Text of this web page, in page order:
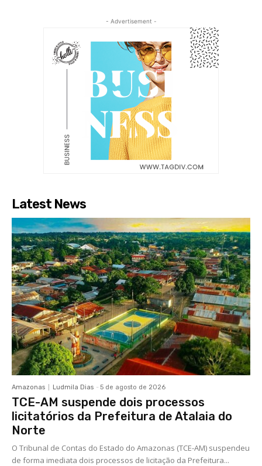
- Advertisement -
Latest News
Amazonas Ludmila Dias - 5 de agosto de 2026
TCE-AM suspende dois processos
licitatórios da Prefeitura de Atalaia do
Norte
O Tribunal de Contas do Estado do Amazonas (TCE-AM) suspendeu
de forma imediata dois processos de licitação da Prefeitura...